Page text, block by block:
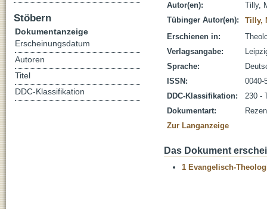
Autor(en):
Tilly,
Tübinger Autor(en):
Tilly,
Erschienen in:
Verlagsangabe:
Sprache:
ISSN:
0040-
DDC-Klassifikation:
230 -
Dokumentart:
Zur Langanzeige
Das Dokument
1 Evangelisch-
Stöbern
Dokumentanzeige
Erscheinungsdatum
Autoren
Titel
DDC-Klassifikation